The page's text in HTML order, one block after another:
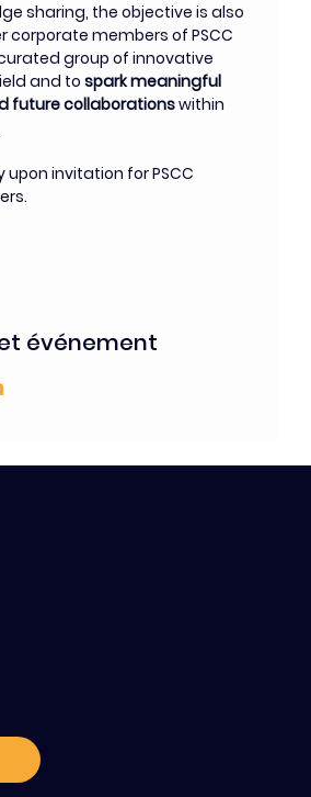
sharing, the objective is also
corporate members of PSCC
group of innovative
and to spark meaningful
future collaborations within
upon invitation for PSCC
événement